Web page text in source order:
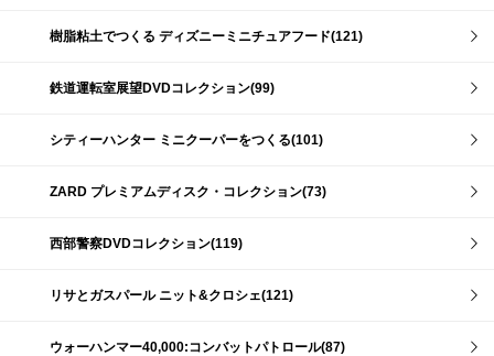
樹脂粘土でつくる ディズニーミニチュアフード(121)
鉄道運転室展望DVDコレクション(99)
シティーハンター ミニクーパーをつくる(101)
ZARD プレミアムディスク・コレクション(73)
西部警察DVDコレクション(119)
リサとガスパール ニット&クロシェ(121)
ウォーハンマー40,000:コンバットパトロール(87)